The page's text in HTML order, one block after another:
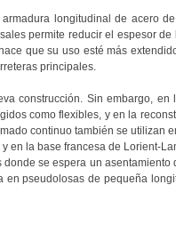
longitudinal de acero
permite reducir el espesor de
que su uso esté más
principales.
construcción. Sin embargo, en
como flexibles, y en la
continuo también se utilizan
en la base francesa de Lorient-
se espera un asentamiento
en pseudolosas de pequeña